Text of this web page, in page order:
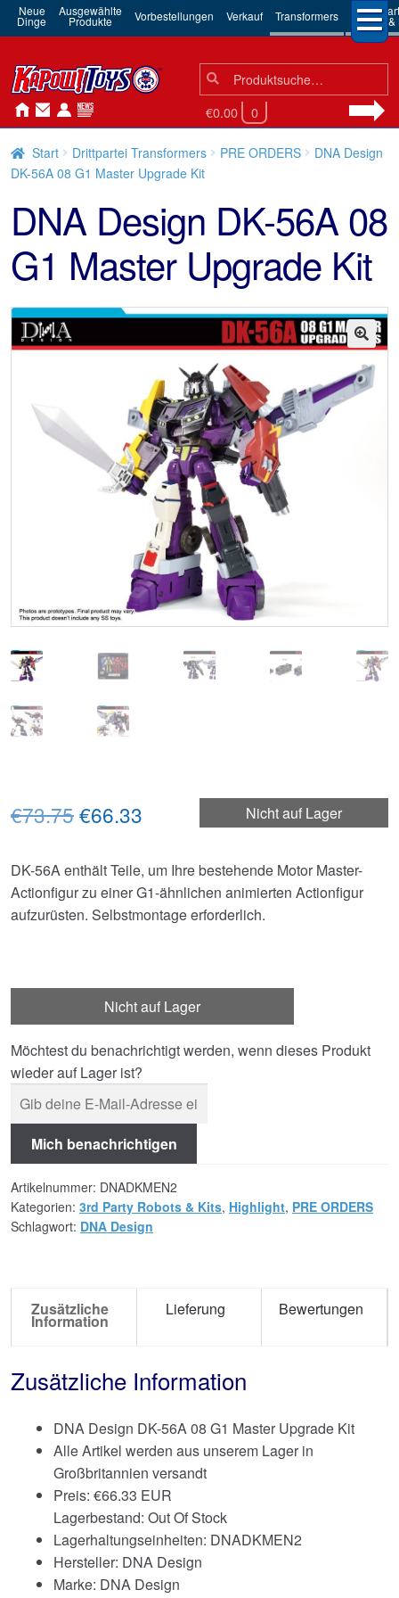
Neue
Dinge
Ausgewählte
Produkte Vorbestellungen Verkauf Transformers 3rd
Robots
Suchen
nach:
Suche
€0.00 0
Start Drittpartei Transformers PRE ORDERS
DNA Design
DK-56A 08 G1 Master Upgrade Kit
DNA Design DK-56A 08
G1 Master Upgrade Kit
Nicht auf Lager
€73.75Ursprünglicher
war:
€73.75
€66.33
ist:
€66.33.
DK-56A enthält Teile, um Ihre bestehende Motor Master-
Actionfigur zu einer G1-ähnlichen animierten Actionfigur
aufzurüsten. Selbstmontage erforderlich.
Nicht auf Lager
Möchtest du benachrichtigt werden, wenn dieses Produkt
wieder auf Lager ist?
Mich benachrichtigen
Artikelnummer: DNADKMEN2
Kategorien: 3rd Party Robots & Kits, Highlight, PRE ORDERS
Schlagwort: DNA Design
Zusätzliche
Information
Lieferung Bewertungen
Zusätzliche Information
DNA Design DK-56A 08 G1 Master Upgrade Kit
Alle Artikel werden aus unserem Lager in
Großbritannien versandt
Preis: €66.33 EUR
Lagerbestand: Out Of Stock
Lagerhaltungseinheiten: DNADKMEN2
Hersteller: DNA Design
Marke: DNA Design